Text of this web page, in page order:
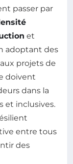
passer par
et
adoptant des
aux projets de
doivent
dans la
et inclusives.
entre tous
des